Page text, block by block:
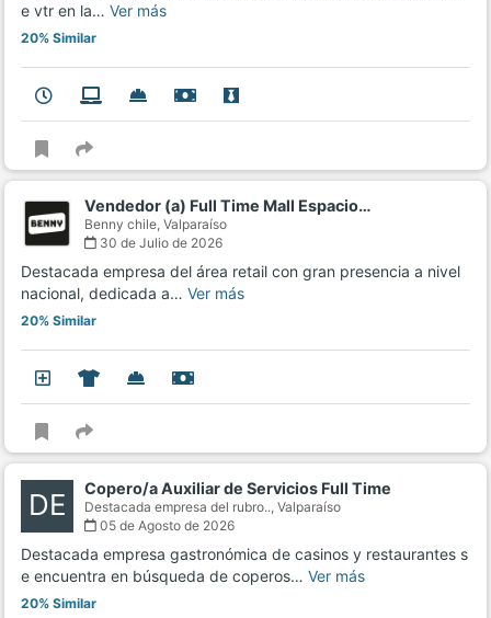
e vtr en la… Ver más
20% Similar
Vendedor (a) Full Time Mall Espacio…
Benny chile, Valparaíso
30 de Julio de 2026
Destacada empresa del área retail con gran presencia a nivel
nacional, dedicada a… Ver más
20% Similar
DE Copero/a Auxiliar de Servicios Full Time
Destacada empresa del rubro.., Valparaíso
05 de Agosto de 2026
Destacada empresa gastronómica de casinos y restaurantes s
e encuentra en búsqueda de coperos… Ver más
20% Similar